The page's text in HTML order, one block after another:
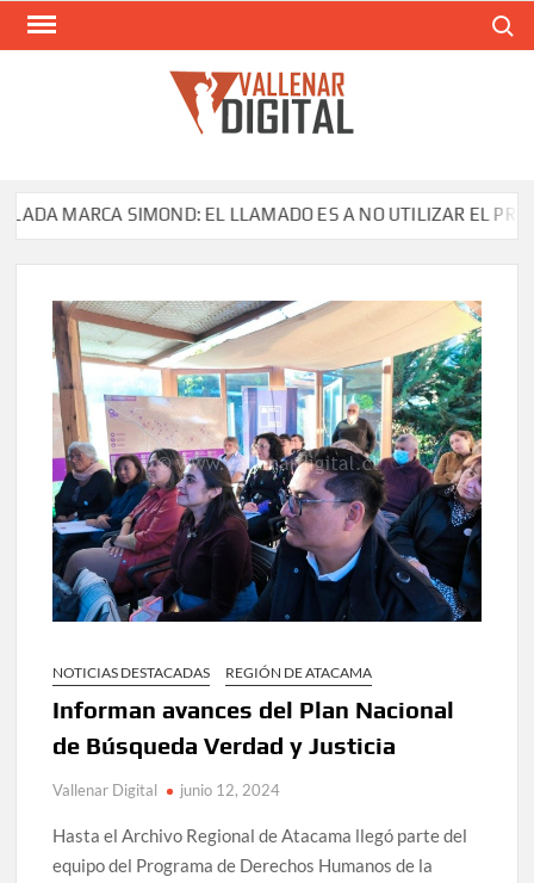
Saltar
SIMOND: EL LLAMADO ES A NO UTILIZAR EL PRODUCTO
NOTICIAS DESTACADAS REGIÓN DE ATACAMA
Informan avances del Plan Nacional
de Búsqueda Verdad y Justicia
Vallenar Digital junio 12, 2024
Hasta el Archivo Regional de Atacama llegó parte del
equipo del Programa de Derechos Humanos de la